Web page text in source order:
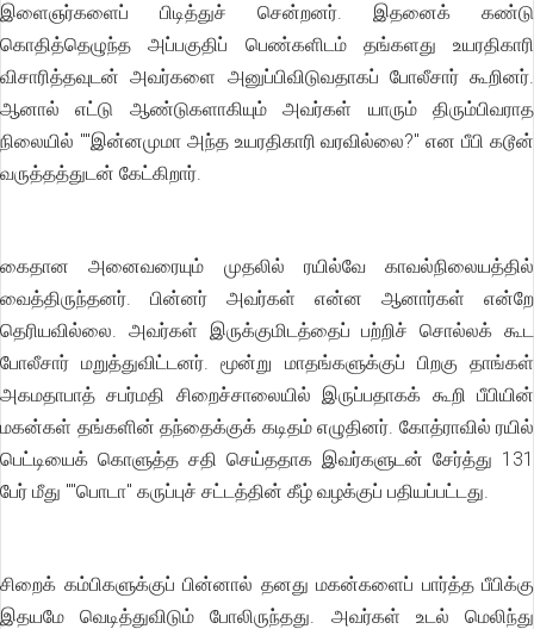
இளைஞர்களைப் பிடித்துச் சென்றனர். இதனைக் கண்டு
கொதித்தெழுந்த அப்பகுதிப் பெண்களிடம் தங்களது உயரதிகாரி
விசாரித்தவுடன் அவர்களை அனுப்பிவிடுவதாகப் போலீசார் கூறினர்.
ஆனால் எட்டு ஆண்டுகளாகியும் அவர்கள் யாரும் திரும்பிவராத
நிலையில் ""இன்னமுமா அந்த உயரதிகாரி வரவில்லை?'' என பீபி கடூன்
வருத்தத்துடன் கேட்கிறார்.
கைதான அனைவரையும் முதலில் ரயில்வே காவல்நிலையத்தில்
வைத்திருந்தனர். பின்னர் அவர்கள் என்ன ஆனார்கள் என்றே
தெரியவில்லை. அவர்கள் இருக்குமிடத்தைப் பற்றிச் சொல்லக் கூட
போலீசார் மறுத்துவிட்டனர். மூன்று மாதங்களுக்குப் பிறகு தாங்கள்
அகமதாபாத் சபர்மதி சிறைச்சாலையில் இருப்பதாகக் கூறி பீபியின்
மகன்கள் தங்களின் தந்தைக்குக் கடிதம் எழுதினர். கோத்ராவில் ரயில்
பெட்டியைக் கொளுத்த சதி செய்ததாக இவர்களுடன் சேர்த்து 131
பேர் மீது ""பொடா'' கருப்புச் சட்டத்தின் கீழ் வழக்குப் பதியப்பட்டது.
சிறைக் கம்பிகளுக்குப் பின்னால் தனது மகன்களைப் பார்த்த பீபிக்கு
இதயமே வெடித்துவிடும் போலிருந்தது. அவர்கள் உடல் மெலிந்து